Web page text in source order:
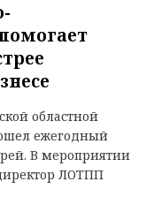
областной
ежегодный
В мероприятии
ЛОТПП